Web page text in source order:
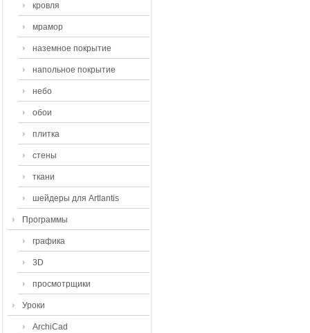
кровля
мрамор
наземное покрытие
напольное покрытие
небо
обои
плитка
стены
ткани
шейдеры для Artlantis
Программы
графика
3D
просмотрщики
Уроки
ArchiCad